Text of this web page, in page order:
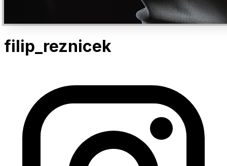
filip_reznicek